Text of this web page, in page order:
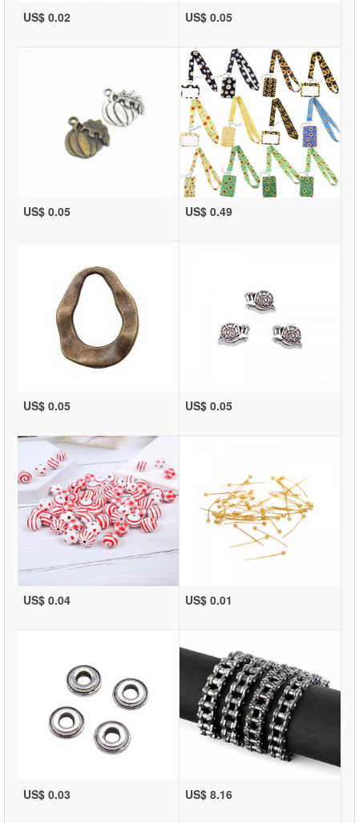
US$ 0.02 US$ 0.05
US$ 0.05 US$ 0.49
US$ 0.05 US$ 0.05
US$ 0.04 US$ 0.01
US$ 0.03 US$ 8.16